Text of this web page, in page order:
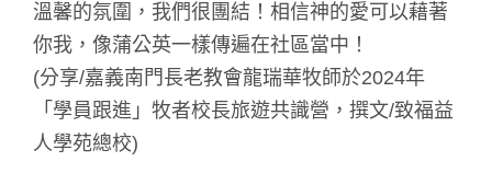
溫馨的氛圍，我們很團結！相信神的愛可以藉著
你我，像蒲公英一樣傳遍在社區當中！
(分享/嘉義南門長老教會龍瑞華牧師於2024年
「學員跟進」牧者校長旅遊共識營，撰文/致福益
人學苑總校)